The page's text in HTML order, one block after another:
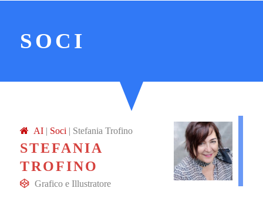
SOCI
AI | Soci | Stefania Trofino
STEFANIA
TROFINO
Grafico e Illustratore